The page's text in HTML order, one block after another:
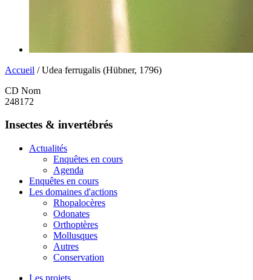
Accueil / Udea ferrugalis (Hübner, 1796)
CD Nom
248172
Insectes & invertébrés
Actualités
Enquêtes en cours
Agenda
Enquêtes en cours
Les domaines d'actions
Rhopalocères
Odonates
Orthoptères
Mollusques
Autres
Conservation
Les projets